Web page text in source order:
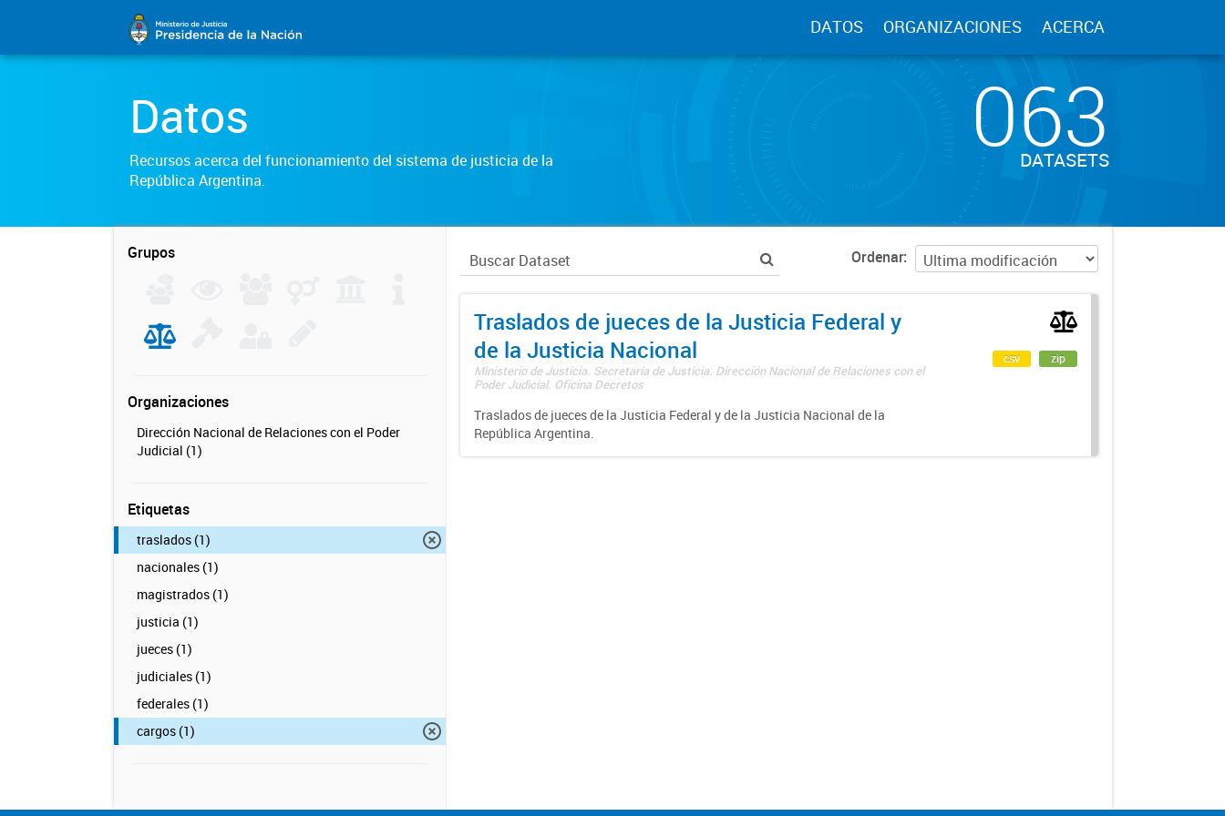
DATOS ORGANIZACIONES ACERCA
Datos
Recursos acerca del funcionamiento del sistema de justicia de la
República Argentina.
063
DATASETS
Grupos
Organizaciones
Dirección Nacional de Relaciones con el Poder
Judicial (1)
Etiquetas
traslados (1)
nacionales (1)
magistrados (1)
justicia (1)
jueces (1)
judiciales (1)
federales (1)
cargos (1)
Ordenar
Traslados de jueces de la Justicia Federal y
de la Justicia Nacional
Ministerio de Justicia. Secretaría de Justicia. Dirección Nacional de Relaciones con el
Poder Judicial. Oficina Decretos
Traslados de jueces de la Justicia Federal y de la Justicia Nacional de la
República Argentina.
csv zip